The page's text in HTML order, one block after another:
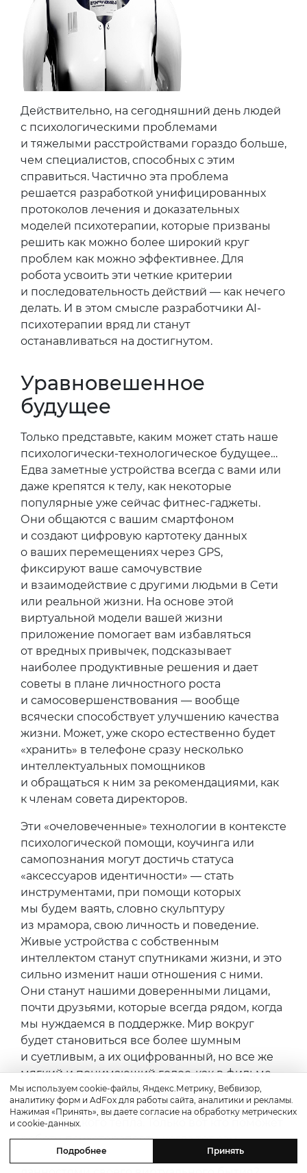
Действительно, на сегодняшний день людей
с психологическими проблемами
и тяжелыми расстройствами гораздо больше,
чем специалистов, способных с этим
справиться. Частично эта проблема
решается разработкой унифицированных
протоколов лечения и доказательных
моделей психотерапии, которые призваны
решить как можно более широкий круг
проблем как можно эффективнее. Для
робота усвоить эти четкие критерии
и последовательность действий — как нечего
делать. И в этом смысле разработчики AI-
психотерапии вряд ли станут
останавливаться на достигнутом.
Уравновешенное
будущее
Только представьте, каким может стать наше
психологически-технологическое будущее…
Едва заметные устройства всегда с вами или
даже крепятся к телу, как некоторые
популярные уже сейчас фитнес-гаджеты.
Они общаются с вашим смартфоном
и создают цифровую картотеку данных
о ваших перемещениях через GPS,
фиксируют ваше самочувствие
и взаимодействие с другими людьми в Cети
или реальной жизни. На основе этой
виртуальной модели вашей жизни
приложение помогает вам избавляться
от вредных привычек, подсказывает
наиболее продуктивные решения и дает
советы в плане личностного роста
и самосовершенствования — вообще
всячески способствует улучшению качества
жизни. Может, уже скоро естественно будет
«хранить» в телефоне сразу несколько
интеллектуальных помощников
и обращаться к ним за рекомендациями, как
к членам совета директоров.
Эти «очеловеченные» технологии в контексте
психологической помощи, коучинга или
самопознания могут достичь статуса
«аксессуаров идентичности» — стать
инструментами, при помощи которых
мы будем ваять, словно скульптуру
из мрамора, свою личность и поведение.
Живые устройства с собственным
интеллектом станут спутниками жизни, и это
сильно изменит наши отношения с ними.
Они станут нашими доверенными лицами,
почти друзьями, которые всегда рядом, когда
мы нуждаемся в поддержке. Мир вокруг
будет становиться все более шумным
и суетливым, а их оцифрованный, но все же
мягкий и понимающий голос, как в фильме
«Она» (Her), будет неизменно возвращать
нам ощущение безопасности и почти
человеческого тепла. Только вот кто поможет
роботу-психотерапевту, когда тот сам
столкнется с экзистенциальными
Мы используем cookie-файлы, Яндекс.Метрику, Вебвизор,
аналитику форм и AdFox для работы сайта, аналитики и рекламы.
Нажимая «Принять», вы даете согласие на обработку метрических
и cookie-данных.
Подробнее Принять